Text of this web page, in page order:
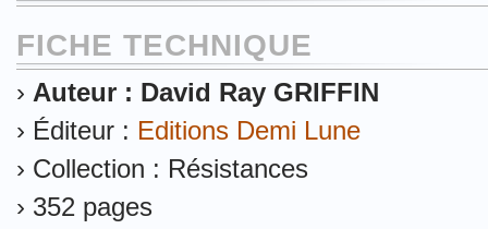
FICHE TECHNIQUE
› Auteur : David Ray GRIFFIN
› Éditeur : Editions Demi Lune
› Collection : Résistances
› 352 pages